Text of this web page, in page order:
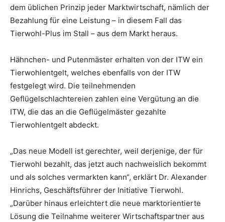
dem üblichen Prinzip jeder Marktwirtschaft, nämlich der
Bezahlung für eine Leistung – in diesem Fall das
Tierwohl-Plus im Stall – aus dem Markt heraus.
Hähnchen- und Putenmäster erhalten von der ITW ein
Tierwohlentgelt, welches ebenfalls von der ITW
festgelegt wird. Die teilnehmenden
Geflügelschlachtereien zahlen eine Vergütung an die
ITW, die das an die Geflügelmäster gezahlte
Tierwohlentgelt abdeckt.
„Das neue Modell ist gerechter, weil derjenige, der für
Tierwohl bezahlt, das jetzt auch nachweislich bekommt
und als solches vermarkten kann“, erklärt Dr. Alexander
Hinrichs, Geschäftsführer der Initiative Tierwohl.
„Darüber hinaus erleichtert die neue marktorientierte
Lösung die Teilnahme weiterer Wirtschaftspartner aus